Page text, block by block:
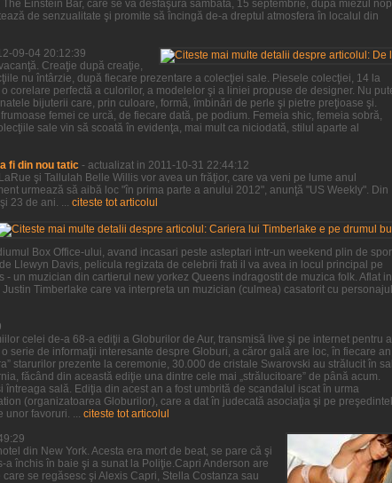
Einstein Bar, care se va desfăşura sâmbătă, 15 septembrie, după miezul
de senzualitate şi promite să încingă de-a dreptul atmosfera în localul din
09-04 20:12:39
Creaţie după creaţie,
nu întârzie, după fiecare prezentare a colecţiei sale. Piesele colecţiei, 14 la
corelare perfectă a culorilor, a modelelor şi a liniei propuse de designer. Nu
bijuterii care, prin culoare, formă, îmbinări de perle şi pietre preţioase şi.
femei ce urcă, de fiecare dată, pe podium. Femeia shic, femeia sobră,
sale vin să scoată în evidenţa, mai mult ca niciodată, stilul aparte al
fi din nou tatic - actualizat in 2011-10-31 22:44:12
şi Tallulah Belle Willis vor avea un frăţior, care va veni pe lume anul
urmează să aibă loc "în prima parte a anului 2012", anunţă "US Weekly". Din
23 de ani. ... citeste tot articolul
Box Office-ului, avand incasari peste asteptari intr-un weekend plin de
Llewyn Davis, pelicula regizata de celebrii frati il va avea in locul principal pe
un muzician din cartierul new yorkez Queens indragostit de muzica folk. Aflat in
Timberlake care va interpreta un muzician (culmea) casatorit cu personajul
celei de-a 68-a ediţii a Globurilor de Aur, transmisă live şi pe internet pentru
serie de informaţii interesante despre Globuri, a căror gală are loc, în fiecare an,
starurilor prezente la ceremonie, 30.000 de cristale Swarovski au strălucit în
făcând din această ediţie una dintre cele mai „strălucitoare” de până acum.
sală. Ediţia din acest an a fost umbrită de scandalul iscat în urma
(organizatoarea Globurilor), care a dat în judecată asociaţia şi pe
unor favoruri. ... citeste tot articolul
din New York. Acesta era mort de beat, se pare că şi
închis în baie şi a sunat la Poliţie.Capri Anderson are
se regăsesc şi Alexis Capri, Stella Costanza sau